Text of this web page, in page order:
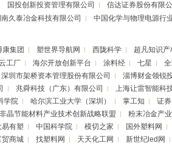
国投创新投资管理有限公司 信达证券股份有限
久泰冶金科技有限公司 中国化学与物理电源行
康集团 塑世界导航网 西陇科学
超凡知识产
工厂 海尔开放创新平台 涂料经 七星
深圳市架桥资本管理股份有限公司
淄博财金领锐
兆舜科技（广东）有限公司
上海让雷智能科
学院 哈尔滨工业大学（深圳） 掌工知
证
非晶节能材料产业技术创新战略联盟
粉末冶金产
易有塑 中国科学院 模切之家 国外塑料网
贸商城 找塑料网 天天化工网
新世纪led网